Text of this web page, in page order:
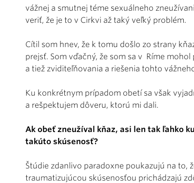
vážnej a smutnej téme sexuálneho
veriť, že je to v Cirkvi až taký veľký problém.
Cítil som hnev, že k tomu došlo zo strany
prejsť. Som vďačný, že som sa v Ríme
a tiež zviditeľňovania a riešenia tohto
Ku konkrétnym prípadom obetí sa však
a rešpektujem dôveru, ktorú mi dali.
Ak obeť zneužíval kňaz, asi len tak ľahko
takúto skúsenosť?
Štúdie zdanlivo paradoxne poukazujú na to,
traumatizujúcou skúsenosťou prichádzajú